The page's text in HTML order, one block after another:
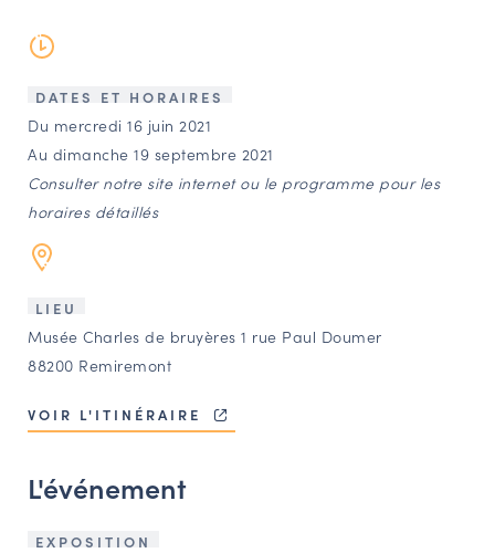
Agenda
Annuaire
Ressources
OFFRES D’EMPLOI ET DE STAGE
BOURSE D’ÉCHANGE
OUTILS EN LIGNE
Espace acteurs
DATES ET HORAIRES
Du mercredi 16 juin 2021
Au dimanche 19 septembre 2021
Consulter notre site internet ou le programme pour les
horaires détaillés
LIEU
Musée Charles de bruyères 1 rue Paul Doumer
88200 Remiremont
VOIR L'ITINÉRAIRE
L'événement
EXPOSITION